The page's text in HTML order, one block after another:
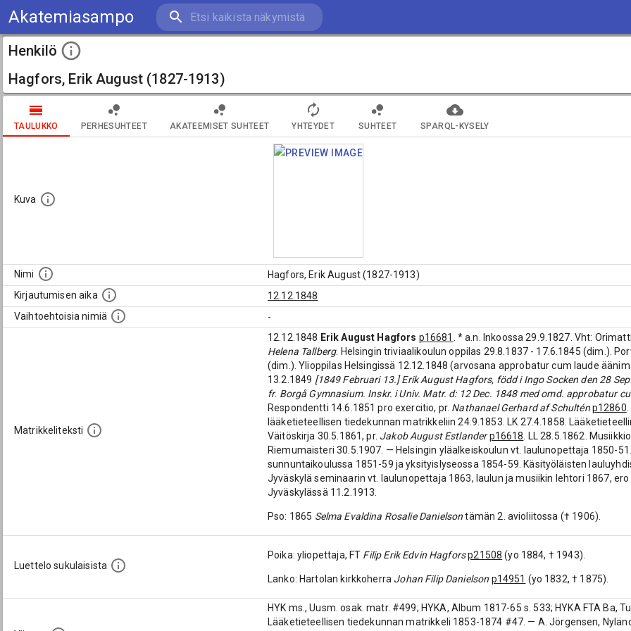
Akatemiasampo
Henkilö
Hagfors, Erik August (1827-1913)
TAULUKKO PERHESUHTEET AKATEEMISET SUHTEET YHTEYDET SUHTEET SPARQL-KYSELY
Kuva
Nimi
Hagfors, Erik August (1827-1913)
Kirjautumisen aika
12.12.1848
Vaihtoehtoisia nimiä
-
Matrikkeliteksti
12.12.1848 Erik August Hagfors p16681
. * a.n. Inkoossa 29.9.1827. Vht:
Helena Tallberg. Helsingin triviaalikoulun oppilas 29.8.1837 - 17.6.1845 (dim.).
(dim.). Ylioppilas Helsingissä 12.12.1848 (arvosana approbatur cum laude
13.2.1849 [1849 Februari 13.] Erik August Hagfors, född i Ingo Socken den 28
fr. Borgå Gymnasium. Inskr. i Univ. Matr. d: 12 Dec. 1848 med omd. approbatur
Respondentti 14.6.1851 pro exercitio, pr. Nathanael Gerhard af Schultén p12860
lääketieteellisen tiedekunnan matrikkeliin 24.9.1853. LK 27.4.1858.
Väitöskirja 30.5.1861, pr. Jakob August Estlander p16618 . LL 28.5.1862.
Riemumaisteri 30.5.1907. — Helsingin yläalkeiskoulun vt. laulunopettaja 1850-
sunnuntaikoulussa 1851-59 ja yksityislyseossa 1854-59. Käsityöläisten
Jyväskylä seminaarin vt. laulunopettaja 1863, laulun ja musiikin lehtori 1867,
Jyväskylässä 11.2.1913.
Pso: 1865 Selma Evaldina Rosalie Danielsontämän 2. avioliitossa († 1906).
Luettelo sukulaisista
Poika: yliopettaja, FT Filip Erik Edvin Hagforsp21508 (yo 1884, † 1943).
Lanko: Hartolan kirkkoherra Johan Filip Danielson p14951 (yo 1832, † 1875).
HYK ms., Uusm. osak. matr. #499; HYKA, Album 1817-65 s. 533; HYKA FTA Ba,
Lääketieteellisen tiedekunnan matrikkeli 1853-1874 #47. — A. Jörgensen,